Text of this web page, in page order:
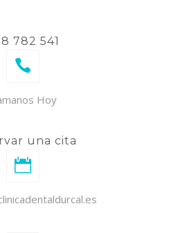
782 541
Hoy
una cita